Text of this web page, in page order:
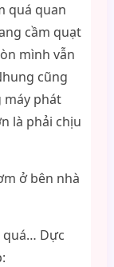
quá quan
cầm quạt
mình vẫn
cũng
máy phát
là phải chịu
ở bên nhà
quá… Dực